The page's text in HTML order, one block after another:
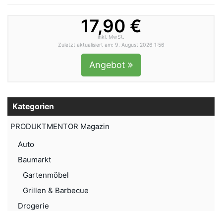
17,90 €
inkl. MwSt.
Zuletzt aktualisiert am: 9. August 2026 1:56
Angebot
Kategorien
PRODUKTMENTOR Magazin
Auto
Baumarkt
Gartenmöbel
Grillen & Barbecue
Drogerie